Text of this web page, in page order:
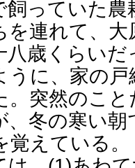
っていた農
を連れて、
八歳くらい
うに、家の
。突然のこ
、冬の寒い
えている。